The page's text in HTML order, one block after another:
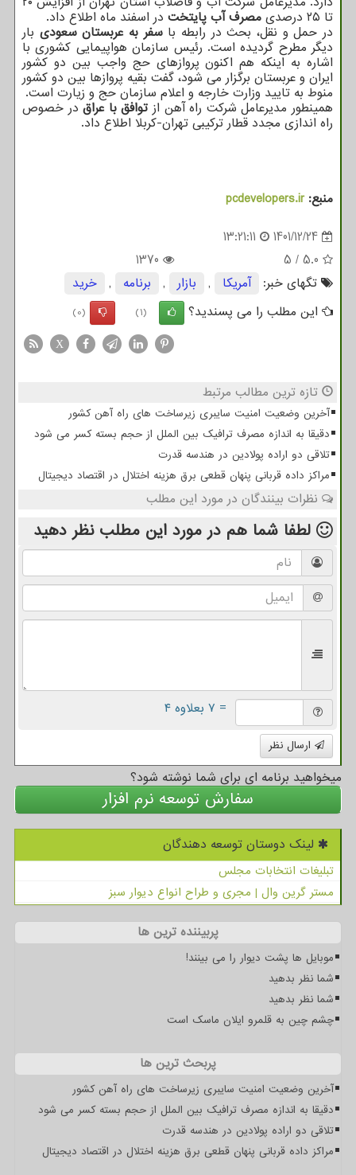
تا ۲۵ درصدی مصرف آب پایتخت در اسفند ماه اطلاع داد.
در حمل و نقل، بحث در رابطه باسفر به عربستان سعودی بار
دیگر مطرح گردیده است. رئیس سازمان هواپیمایی کشوری با
اشاره به اینکه هم اکنون پروازهای حج واجب بین دو کشور
ایران و عربستان برگزار می شود، گفت بقیه پروازها بین دو کشور
منوط به تایید وزارت خارجه و اعلام سازمان حج و زیارت است.
همینطور مدیرعامل شرکت راه آهن از توافق با عراق در خصوص
راه اندازی مجدد قطار ترکیبی تهران-کربلا اطلاع داد.
منبع:pcdevelopers.ir
1401/12/24
13:21:11
5.0
/
5
1370
تگهای خبر:
آمریكا , بازار , برنامه ,
خرید
این مطلب را می پسندید؟
(1)
(0)
X
تازه ترین مطالب مرتبط
آخرین وضعیت امنیت سایبری زیرساخت های راه آهن کشور
دقیقا به اندازه مصرف ترافیک بین الملل از حجم بسته کسر می شود
تلاقی دو اراده پولادین در هندسه قدرت
مراکز داده قربانی پنهان قطعی برق هزینه اختلال در اقتصاد دیجیتال
نظرات بینندگان در مورد این مطلب
لطفا شما هم در مورد این مطلب نظر دهید
= ۷ بعلاوه ۴
ارسال نظر
میخواهید برنامه ای برای شما نوشته شود؟
سفارش توسعه نرم افزار
لینک دوستان توسعه دهندگان
تبلیغات انتخابات مجلس
مستر گرین وال | مجری و طراح انواع دیوار سبز
پربیننده ترین ها
موبایل ها پشت دیوار را می بینند!
شما نظر بدهید
شما نظر بدهید
چشم چین به قلمرو ایلان ماسک است
پربحث ترین ها
آخرین وضعیت امنیت سایبری زیرساخت های راه آهن کشور
دقیقا به اندازه مصرف ترافیک بین الملل از حجم بسته کسر می شود
تلاقی دو اراده پولادین در هندسه قدرت
مراکز داده قربانی پنهان قطعی برق هزینه اختلال در اقتصاد دیجیتال